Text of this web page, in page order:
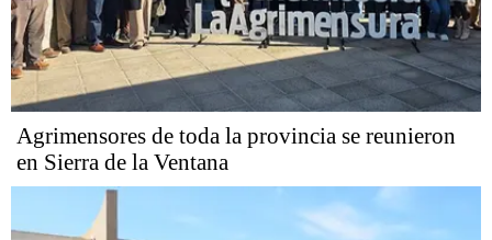
Agrimensores de toda la provincia se reunieron
en Sierra de la Ventana